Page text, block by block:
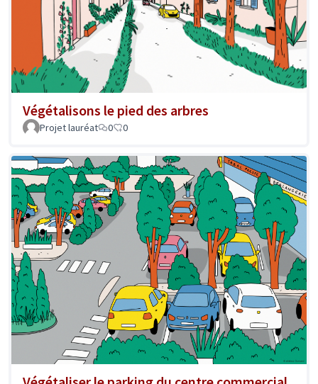
Végétalisons le pied des arbres
Projet lauréat 0 0